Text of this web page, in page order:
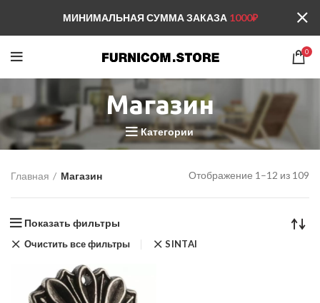
0
Магазин
Категории
Главная Магазин Отображение 1–12 из 109
Показать фильтры
Очистить все фильтры SINTAI
МИНИМАЛЬНАЯ СУММА ЗАКАЗА 1000₽